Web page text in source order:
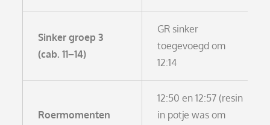
Sinker groep 3
(cab. 11–14)
GR sinker
toegevoegd om
12:14
Roermomenten
12:50 en 12:57 (resin
in potje was om